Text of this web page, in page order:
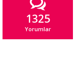
1325
Yorumlar